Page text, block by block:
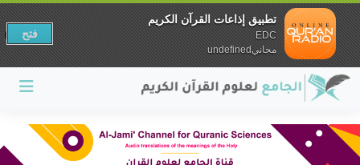
تطبيق إذاعات القرآن الكريم
EDC
مجانيundefined
فتح